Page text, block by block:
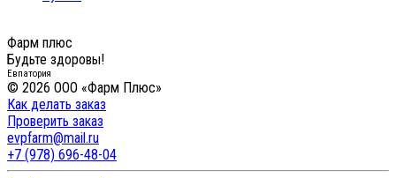
Фарм плюс
Будьте здоровы!
Евпатория
© 2026 ООО «Фарм Плюс»
Как делать заказ
Проверить заказ
evpfarm@mail.ru
+7 (978) 696-48-04